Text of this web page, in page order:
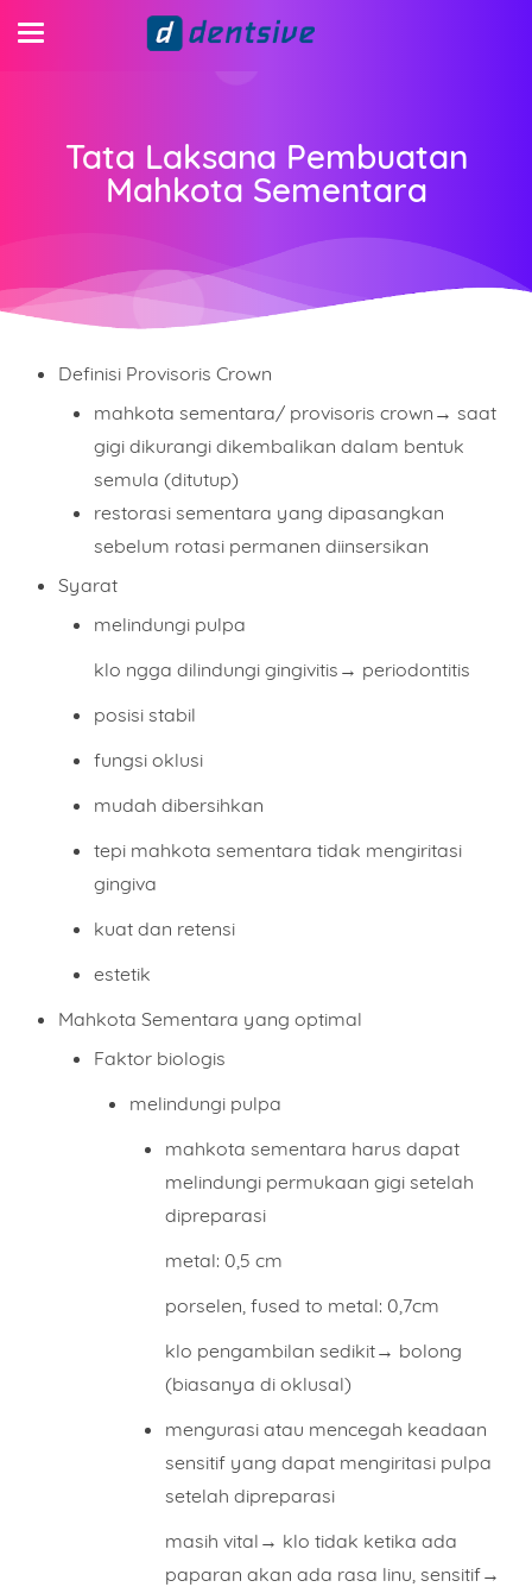
Tata Laksana Pembuatan
Mahkota Sementara
Definisi Provisoris Crown
mahkota sementara/ provisoris crown→ saat
gigi dikurangi dikembalikan dalam bentuk
semula (ditutup)
restorasi sementara yang dipasangkan
sebelum rotasi permanen diinsersikan
Syarat
melindungi pulpa
klo ngga dilindungi gingivitis→ periodontitis
posisi stabil
fungsi oklusi
mudah dibersihkan
tepi mahkota sementara tidak mengiritasi
gingiva
kuat dan retensi
estetik
Mahkota Sementara yang optimal
Faktor biologis
melindungi pulpa
mahkota sementara harus dapat
melindungi permukaan gigi setelah
dipreparasi
metal: 0,5 cm
porselen, fused to metal: 0,7cm
klo pengambilan sedikit→ bolong
(biasanya di oklusal)
mengurasi atau mencegah keadaan
sensitif yang dapat mengiritasi pulpa
setelah dipreparasi
masih vital→ klo tidak ketika ada
paparan akan ada rasa linu, sensitif→